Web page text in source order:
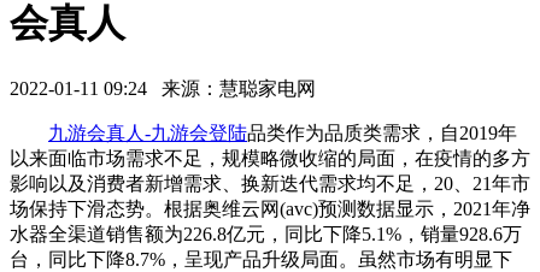
会真人
2022-01-11 09:24 来源：慧聪家电网
九游会真人-九游会登陆品类作为品质类需求，自2019年
以来面临市场需求不足，规模略微收缩的局面，在疫情的多方
影响以及消费者新增需求、换新迭代需求均不足，20、21年市
场保持下滑态势。根据奥维云网(avc)预测数据显示，2021年净
水器全渠道销售额为226.8亿元，同比下降5.1%，销量928.6万
台，同比下降8.7%，呈现产品升级局面。虽然市场有明显下